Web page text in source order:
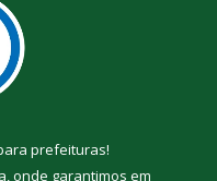
prefeituras!
onde garantimos em